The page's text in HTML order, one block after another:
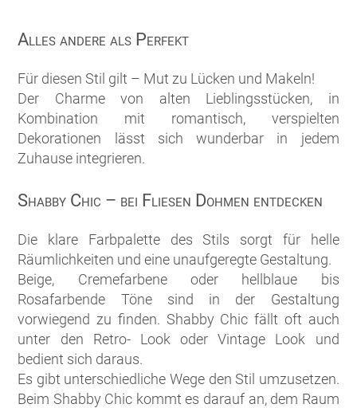
Alles andere als Perfekt
Für diesen Stil gilt – Mut zu Lücken und Makeln!
Der Charme von alten Lieblingsstücken, in
Kombination mit romantisch, verspielten
Dekorationen lässt sich wunderbar in jedem
Zuhause integrieren.
Shabby Chic – bei Fliesen Dohmen entdecken
Die klare Farbpalette des Stils sorgt für helle
Räumlichkeiten und eine unaufgeregte Gestaltung.
Beige, Cremefarbene oder hellblaue bis
Rosafarbende Töne sind in der Gestaltung
vorwiegend zu finden. Shabby Chic fällt oft auch
unter den Retro- Look oder Vintage Look und
bedient sich daraus.
Es gibt unterschiedliche Wege den Stil umzusetzen.
Beim Shabby Chic kommt es darauf an, dem Raum